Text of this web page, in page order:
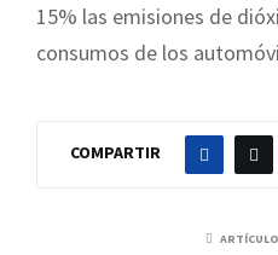
15% las emisiones de
consumos de los
COMPARTIR